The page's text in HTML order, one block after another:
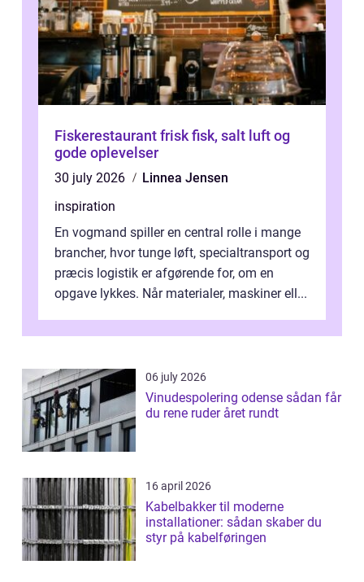
Fiskerestaurant frisk fisk, salt luft og
gode oplevelser
30 july 2026
Linnea Jensen
inspiration
En vogmand spiller en central rolle i mange
brancher, hvor tunge løft, specialtransport og
præcis logistik er afgørende for, om en
opgave lykkes. Når materialer, maskiner ell...
06 july 2026
Vinudespolering odense sådan får
du rene ruder året rundt
16 april 2026
Kabelbakker til moderne
installationer: sådan skaber du
styr på kabelføringen